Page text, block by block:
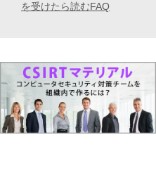
を受けたら読むFAQ